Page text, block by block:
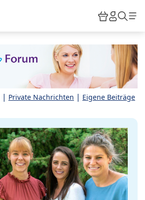
HiPP
| Private Nachrichten | Eigene Beiträge